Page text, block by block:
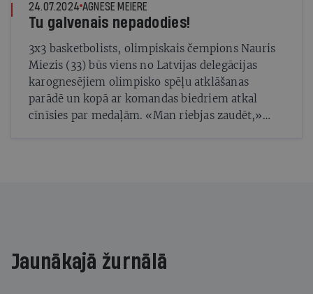
24.07.2024 AGNESE MEIERE
Tu galvenais nepadodies!
3x3 basketbolists, olimpiskais čempions Nauris
Miezis (33) būs viens no Latvijas delegācijas
karognesējiem olimpisko spēļu atklāšanas
parādē un kopā ar komandas biedriem atkal
cīnīsies par medaļām. «Man riebjas zaudēt,»
Jaunākajā žurnālā